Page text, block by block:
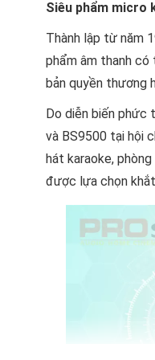
Siêu phẩm micro
Thành lập từ năm
phẩm âm thanh có
bản quyền thương
Do diễn biến phức
và BS9500 tại hội
hát karaoke,
được lựa chọn